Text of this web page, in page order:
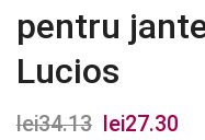
pentru
Lucios
lei34.13
Prețul
lei27.30